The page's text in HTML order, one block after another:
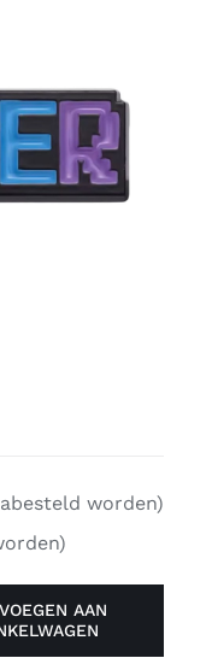
worden)
AAN